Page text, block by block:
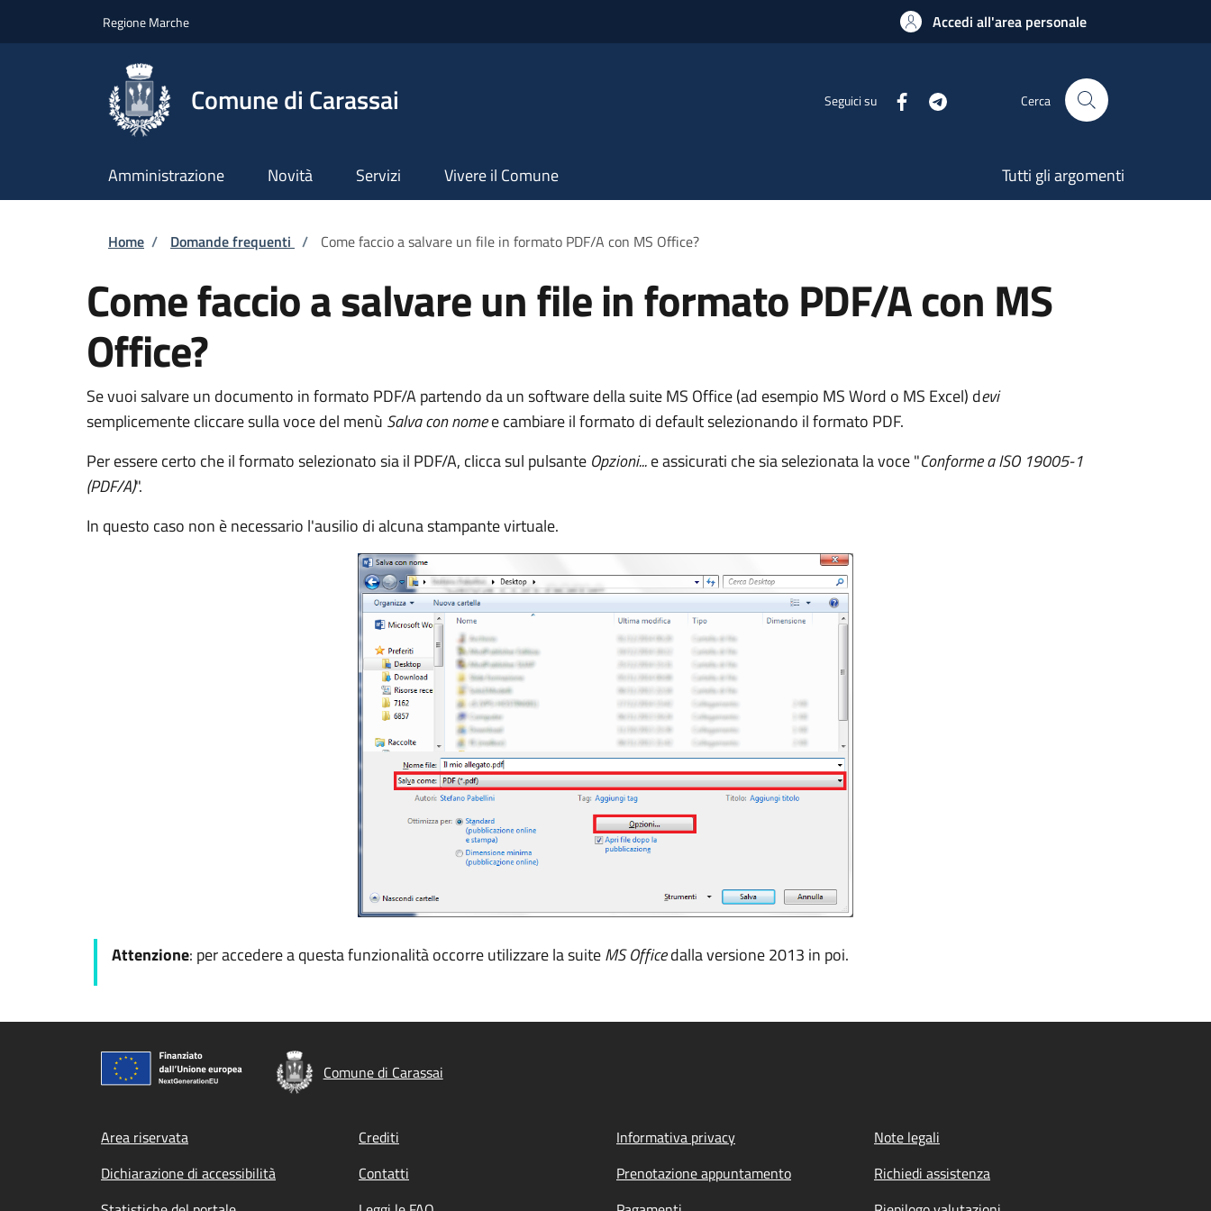
Regione Marche Accedi all'area personale
Comune di Carassai Seguici su Cerca
Amministrazione Novità Servizi Vivere il Comune Tutti gli argomenti
Briciole di pane
Home / Domande frequenti / Come faccio a salvare un file in formato PDF/A con MS Office?
Come faccio a salvare un file in formato PDF/A con MS
Office?
Se vuoi salvare un documento in formato PDF/A partendo da un software della suite MS Office (ad esempio MS Word o MS Excel) devi
semplicemente cliccare sulla voce del menù Salva con nomee cambiare il formato di default selezionando il formato PDF.
Per essere certo che il formato selezionato sia il PDF/A, clicca sul pulsante Opzioni...e assicurati che sia selezionata la voce "Conforme a ISO 19005-1
(PDF/A)".
In questo caso non è necessario l'ausilio di alcuna stampante virtuale.
Attenzione: per accedere a questa funzionalità occorre utilizzare la suiteMS Officedalla versione 2013 in poi.
Comune di Carassai
Footer menu
Area riservata Crediti Informativa privacy
Note legali
Dichiarazione di accessibilità
Contatti Prenotazione appuntamento
Richiedi assistenza